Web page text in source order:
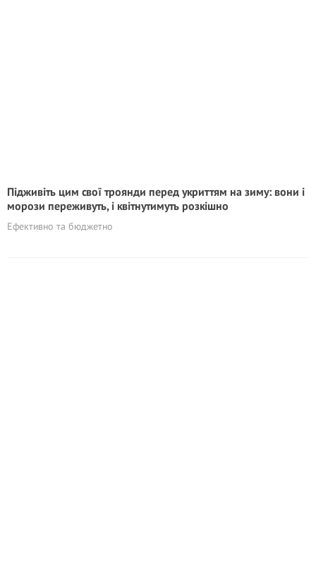
Підживіть цим свої троянди перед укриттям на зиму: вони і
морози переживуть, і квітнутимуть розкішно
Ефективно та бюджетно